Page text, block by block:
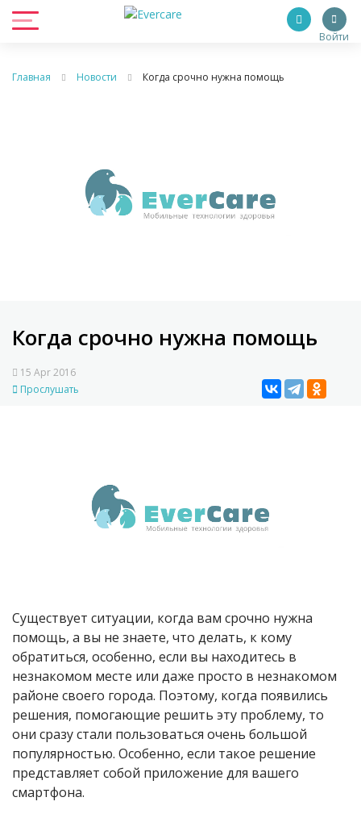
Войти
Главная Новости Когда срочно нужна помощь
Когда срочно нужна помощь
15 Apr 2016
Прослушать
Существует ситуации, когда вам срочно нужна
помощь, а вы не знаете, что делать, к кому
обратиться, особенно, если вы находитесь в
незнакомом месте или даже просто в незнакомом
районе своего города. Поэтому, когда появились
решения, помогающие решить эту проблему, то
они сразу стали пользоваться очень большой
популярностью. Особенно, если такое решение
представляет собой приложение для вашего
смартфона.